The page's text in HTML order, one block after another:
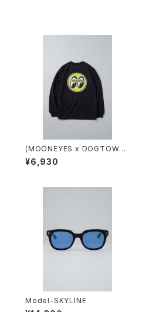
(MOONEYES x DOGTOWN
x BLUCO) プリントTシャツ L/
S TEE
¥6,930
Model-SKYLINE